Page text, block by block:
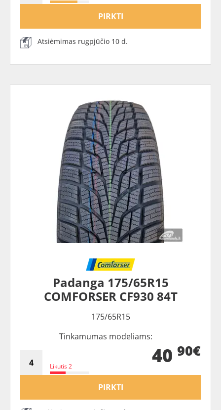
PIRKTI
Atsiėmimas rugpjūčio 10 d.
Padanga 175/65R15
COMFORSER CF930 84T
175/65R15
Tinkamumas modeliams:
Likutis 2 40 90€
PIRKTI